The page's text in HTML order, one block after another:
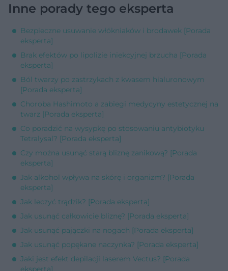
Inne porady tego eksperta
Bezpieczne usuwanie włókniaków i brodawek [Porada
eksperta]
Brak efektów po lipolizie iniekcyjnej brzucha [Porada
eksperta]
Ból twarzy po zastrzykach z kwasem hialuronowym
[Porada eksperta]
Choroba Hashimoto a zabiegi medycyny estetycznej na
twarz [Porada eksperta]
Co poradzić na wysypkę po stosowaniu antybiotyku
Tetralysal? [Porada eksperta]
Czy można usunąć starą bliznę zanikową? [Porada
eksperta]
Jak alkohol wpływa na skórę i organizm? [Porada
eksperta]
Jak leczyć trądzik? [Porada eksperta]
Jak usunąć całkowicie bliznę? [Porada eksperta]
Jak usunąć pajączki na nogach [Porada eksperta]
Jak usunąć popękane naczynka? [Porada eksperta]
Jaki jest efekt depilacji laserem Vectus? [Porada
eksperta]